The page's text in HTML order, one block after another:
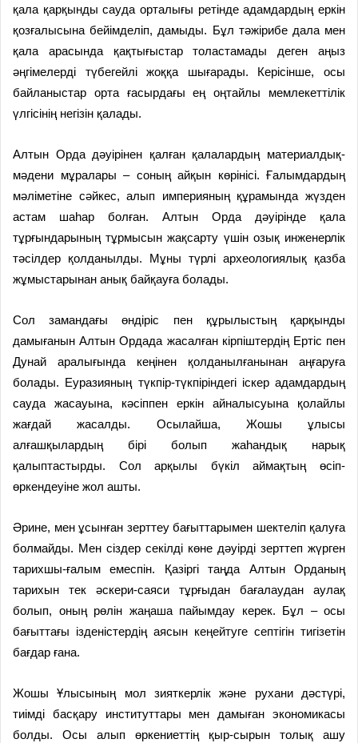
қала қарқынды сауда орталығы ретінде адамдардың еркін
қозғалысына бейімделіп, дамыды. Бұл тәжірибе дала мен
қала арасында қақтығыстар толастамады деген аңыз
әңгімелерді түбегейлі жоққа шығарады. Керісінше, осы
байланыстар орта ғасырдағы ең оңтайлы мемлекеттілік
үлгісінің негізін қалады.
Алтын Орда дәуірінен қалған қалалардың материалдық-
мәдени мұралары – соның айқын көрінісі. Ғалымдардың
мәліметіне сәйкес, алып империяның құрамында жүзден
астам шаһар болған. Алтын Орда дәуірінде қала
тұрғындарының тұрмысын жақсарту үшін озық инженерлік
тәсілдер қолданылды. Мұны түрлі археологиялық қазба
жұмыстарынан анық байқауға болады.
Сол замандағы өндіріс пен құрылыстың қарқынды
дамығанын Алтын Ордада жасалған кірпіштердің Ертіс пен
Дунай аралығында кеңінен қолданылғанынан аңғаруға
болады. Еуразияның түкпір-түкпіріндегі іскер адамдардың
сауда жасауына, кәсіппен еркін айналысуына қолайлы
жағдай жасалды. Осылайша, Жошы ұлысы
алғашқылардың бірі болып жаһандық нарық
қалыптастырды. Сол арқылы бүкіл аймақтың өсіп-
өркендеуіне жол ашты.
Әрине, мен ұсынған зерттеу бағыттарымен шектеліп қалуға
болмайды. Мен сіздер секілді көне дәуірді зерттеп жүрген
тарихшы-ғалым емеспін. Қазіргі таңда Алтын Орданың
тарихын тек әскери-саяси тұрғыдан бағалаудан аулақ
болып, оның рөлін жаңаша пайымдау керек. Бұл – осы
бағыттағы ізденістердің аясын кеңейтуге септігін тигізетін
бағдар ғана.
Жошы Ұлысының мол зияткерлік және рухани дәстүрі,
тиімді басқару институттары мен дамыған экономикасы
болды. Осы алып өркениеттің қыр-сырын толық ашу